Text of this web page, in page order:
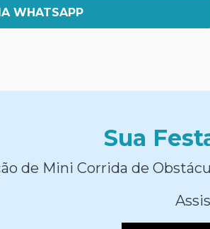
WHATSAPP
Sua
de Mini Corrida de